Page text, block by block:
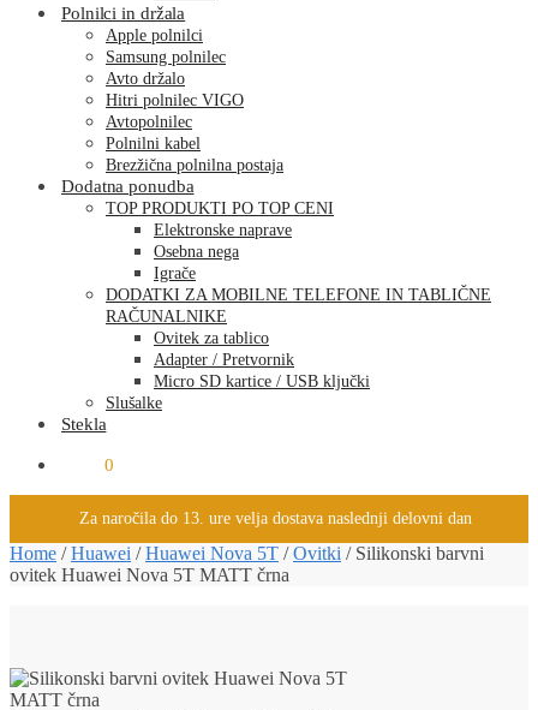
Polnilci in držala
Apple polnilci
Samsung polnilec
Avto držalo
Hitri polnilec VIGO
Avtopolnilec
Polnilni kabel
Brezžična polnilna postaja
Dodatna ponudba
TOP PRODUKTI PO TOP CENI
Elektronske naprave
Osebna nega
Igrače
DODATKI ZA MOBILNE TELEFONE IN TABLIČNE
RAČUNALNIKE
Ovitek za tablico
Adapter / Pretvornik
Micro SD kartice / USB ključki
Slušalke
Stekla
0
Za naročila do 13. ure velja dostava naslednji delovni dan
Home /Huawei /Huawei Nova 5T /Ovitki / Silikonski barvni
ovitek Huawei Nova 5T MATT črna